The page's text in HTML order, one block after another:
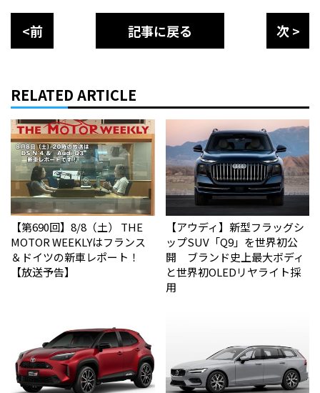
<前 記事に戻る 次 >
RELATED ARTICLE
【第690回】8/8（土） THE
MOTOR WEEKLYはフランス
＆ドイツの新車レポート！
【放送予告】
【アウディ】新型フラッグシ
ップSUV「Q9」を世界初公
開 ブランド史上最大ボディ
と世界初OLEDリヤライト採
用